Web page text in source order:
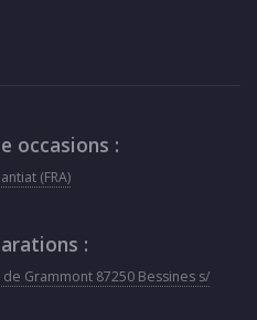
occasions :
(FRA)
:
Grammont 87250 Bessines s/